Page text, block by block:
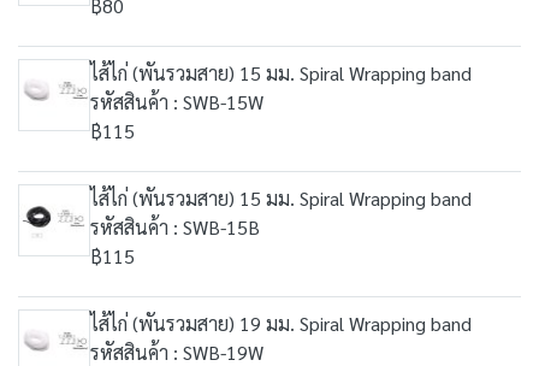
฿80
ไส้ไก่ (พันรวมสาย) 15 มม. Spiral Wrapping band
รหัสสินค้า : SWB-15W
฿115
ไส้ไก่ (พันรวมสาย) 15 มม. Spiral Wrapping band
รหัสสินค้า : SWB-15B
฿115
ไส้ไก่ (พันรวมสาย) 19 มม. Spiral Wrapping band
รหัสสินค้า : SWB-19W